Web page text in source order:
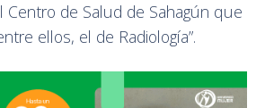
Centro de Salud de Sahagún que
ellos, el de Radiología”.